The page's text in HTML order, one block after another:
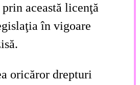
această licenţă
în vigoare
oricăror drepturi